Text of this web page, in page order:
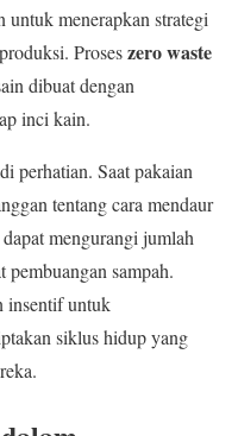
menerapkan strategi
Proseszero waste
dibuat dengan
inci kain.
perhatian. Saat pakaian
tentang cara mendaur
mengurangi jumlah
sampah.
insentif untuk
siklus hidup yang